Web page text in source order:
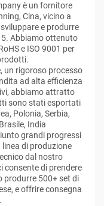
è un fornitore
Cina, vicino a
e produrre
Abbiamo ottenuto
e ISO 9001 per
un rigoroso processo
ad alta efficienza
abbiamo attratto
sono stati esportati
Polonia, Serbia,
India
grandi progressi
di produzione
dal nostro
consente di prendere
produrre 500+ set di
e offrire consegna